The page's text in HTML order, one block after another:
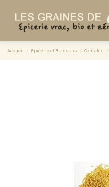
Accueil Epicerie et Boissons Céréales